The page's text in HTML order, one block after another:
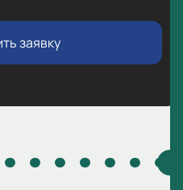
заявку